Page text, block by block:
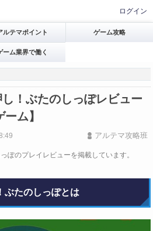
ログイン
ルテマポイント ゲーム攻略
ーム業界で働く
し！ぶたのしっぽレビュー
ム】
アルテマ攻略班
ぽのプレイレビューを掲載しています。
ぶたのしっぽとは